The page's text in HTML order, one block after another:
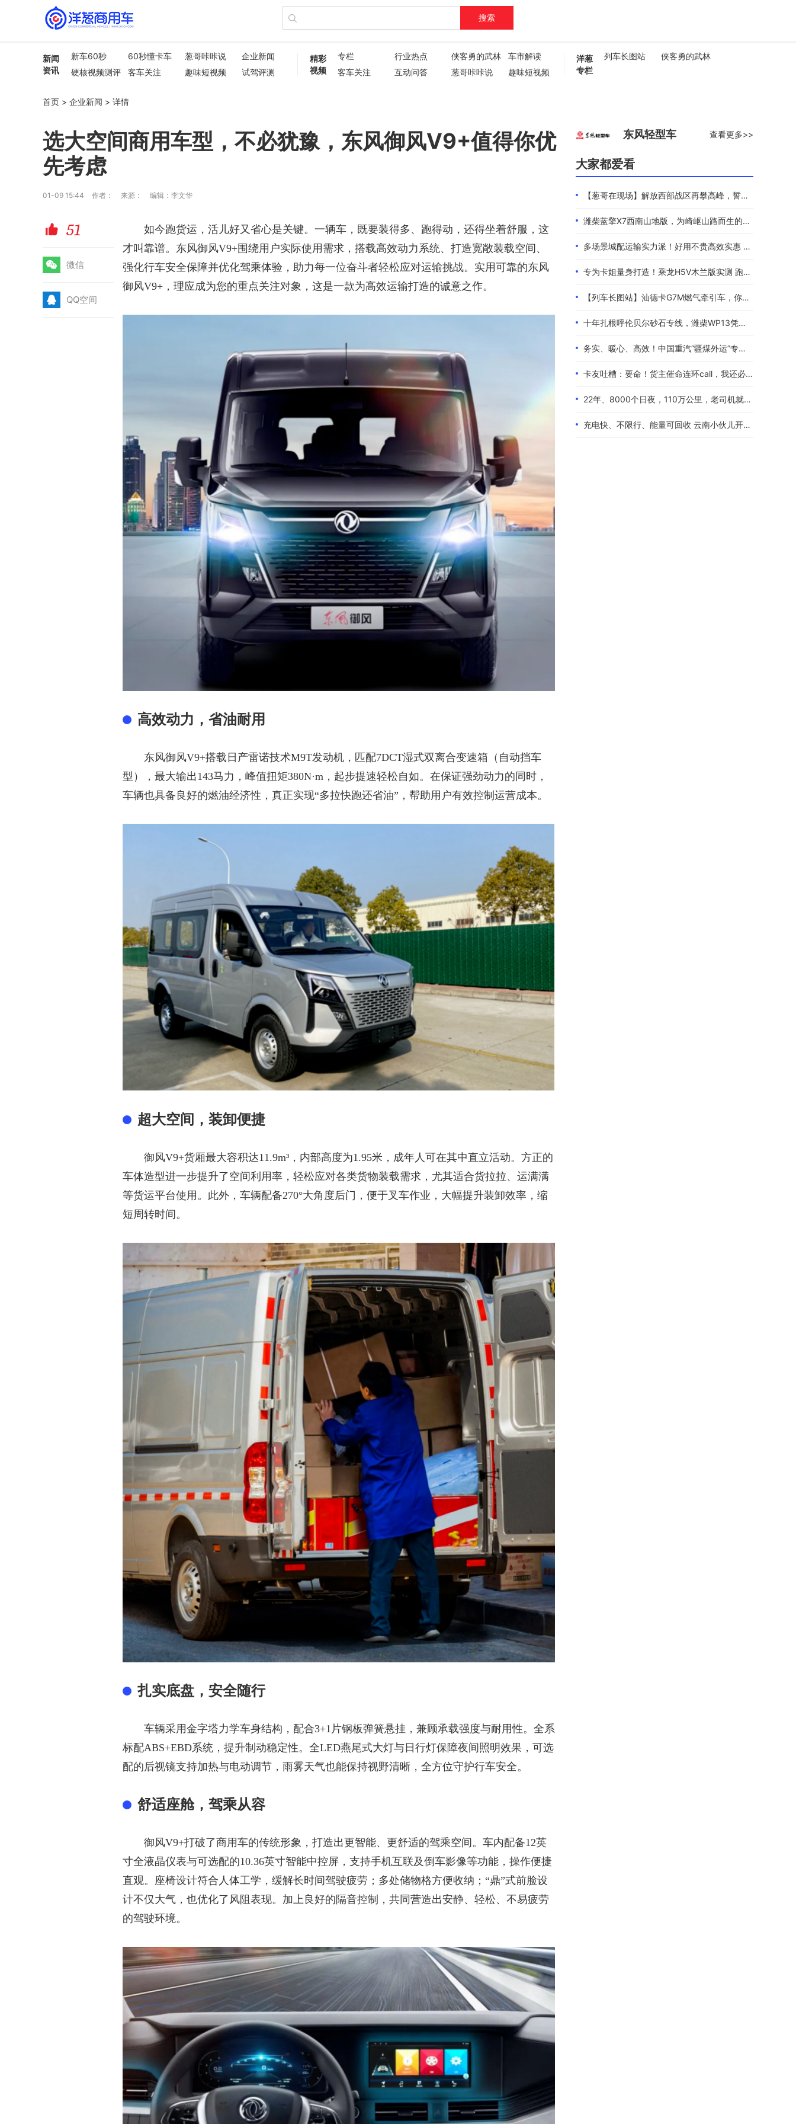
搜索
新闻
资讯
新车60秒 60秒懂卡车 葱哥咔咔说
企业新闻
硬核视频测评
客车关注 趣味短视频
试驾评测
精彩
视频
专栏 行业热点 侠客勇的武林
车市解读
客车关注
互动问答 葱哥咔咔说
趣味短视频
洋葱
专栏
列车长图站 侠客勇的武林
首页 > 企业新闻 > 详情
选大空间商用车型，不必犹豫，东风御风V9+值得你优
先考虑
01-09 15:44 作者： 来源： 编辑：李文华
赞 51
微 微信
Q QQ空间
如今跑货运 ，活儿好又省心是关键。一辆车，既要装得多、跑得动，还得坐着舒服，这
才叫靠谱。东风御风V9+围绕用户实际使用需求，搭载高效动力系统、打造宽敞装载空间、
强化行车安全保障并优化驾乘体验，助力每一位奋斗者轻松应对运输挑战。实用可靠的东风
御风V9+，理应成为您的重点关注对象，这是一款为高效运输打造的诚意之作。
高效动力，省油耐用
东风御风V9+搭载日产雷诺技术M9T发动机，匹配7DCT湿式双离合变速箱（自动挡车
型），最大输出143马力，峰值扭矩380N·m，起步提速轻松自如。在保证强劲动力的同时，
车辆也具备良好的燃油经济性，真正实现“多拉快跑还省油”，帮助用户有效控制运营成本。
超大空间，装卸便捷
御风V9+货厢最大容积达11.9m³，内部高度为1.95米，成年人可在其中直立活动。方正的
车体造型进一步提升了空间利用率，轻松应对各类货物装载需求，尤其适合货拉拉、运满满
等货运平台使用。此外，车辆配备270°大角度后门，便于叉车作业，大幅提升装卸效率，缩
短周转时间。
扎实底盘，安全随行
车辆采用金字塔力学车身结构，配合3+1片钢板弹簧悬挂，兼顾承载强度与耐用性。全系
标配ABS+EBD系统，提升制动稳定性。全LED燕尾式大灯与日行灯保障夜间照明效果， 可选
配的后视镜支持加热与电动调节，雨雾天气也能保持视野清晰，全方位守护行车安全。
舒适座舱，驾乘从容
御风V9+打破了商用车的传统形象，打造出更智能、更舒适的驾乘空间。车内配备12英
寸全液晶仪表与可选配的10.36英寸智能中控屏，支持手机互联及倒车影像等功能，操作便捷
直观。座椅设计符合人体工学，缓解长时间驾驶疲劳；多处储物格方便收纳；“鼎”式前脸设
计不仅大气，也优化了风阻表现。加上良好的隔音控制，共同营造出安静、轻松、不易疲劳
的驾驶环境。
东风轻型车 查看更多>>
大家都爱看
【葱哥在现场】解放西部战区再攀高峰，誓夺全年4.4万辆
潍柴蓝擎X7西南山地版，为崎岖山路而生的高效物流伙伴
多场景城配运输实力派！好用不贵高效实惠 101度4米2选蓝擎EHMAX
专为卡姐量身打造！乘龙H5V木兰版实测 跑长途的糟心事全都解决了
【列车长图站】汕德卡G7M燃气牵引车，你是来“搅局”的吧？
十年扎根呼伦贝尔砂石专线，潍柴WP13凭硬核实力伴80后卡友创收增收
务实、暖心、高效！中国重汽“疆煤外运”专属服务政策体验报告
卡友吐槽：要命！货主催命连环call，我还必须四小时歇一次！
22年、8000个日夜，110万公里，老司机就是偏爱中国重汽！
充电快、不限行、能量可回收 云南小伙儿开着现代泓图EV放心跑烂路